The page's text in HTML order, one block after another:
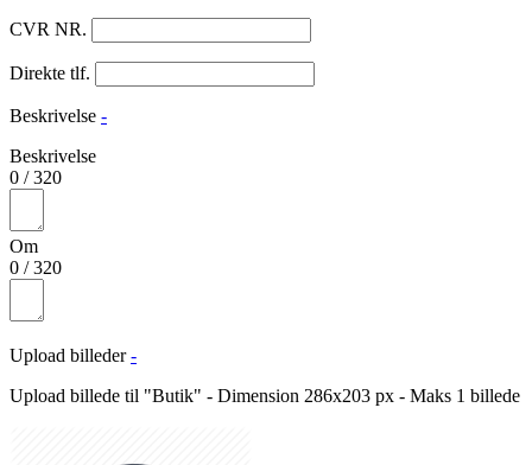
CVR NR.
Direkte tlf.
Beskrivelse -
Beskrivelse
0 /320
Om
0 /320
Upload billeder -
Upload billede til "Butik" - Dimension 286x203 px - Maks 1 billede